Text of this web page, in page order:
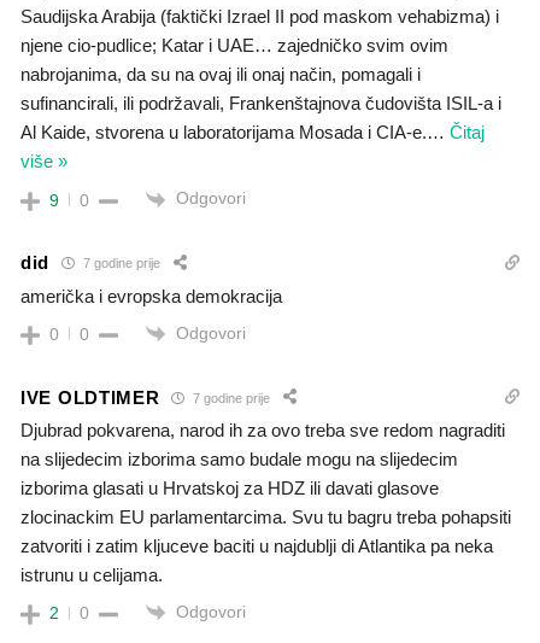
Saudijska Arabija (faktički Izrael II pod maskom vehabizma) i
njene cio-pudlice; Katar i UAE… zajedničko svim ovim
nabrojanima, da su na ovaj ili onaj način, pomagali i
sufinancirali, ili podržavali, Frankenštajnova čudovišta ISIL-a i
Al Kaide, stvorena u laboratorijama Mosada i CIA-e.… Čitaj
više »
9 0 Odgovori
did 7 godine prije
američka i evropska demokracija
0 0 Odgovori
IVE OLDTIMER 7 godine prije
Djubrad pokvarena, narod ih za ovo treba sve redom nagraditi
na slijedecim izborima samo budale mogu na slijedecim
izborima glasati u Hrvatskoj za HDZ ili davati glasove
zlocinackim EU parlamentarcima. Svu tu bagru treba pohapsiti
zatvoriti i zatim kljuceve baciti u najdublji di Atlantika pa neka
istrunu u celijama.
2 0 Odgovori